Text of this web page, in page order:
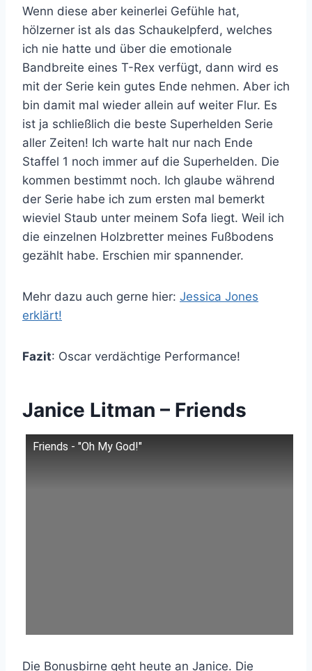
Wenn diese aber keinerlei Gefühle hat,
hölzerner ist als das Schaukelpferd, welches
ich nie hatte und über die emotionale
Bandbreite eines T-Rex verfügt, dann wird es
mit der Serie kein gutes Ende nehmen. Aber ich
bin damit mal wieder allein auf weiter Flur. Es
ist ja schließlich die beste Superhelden Serie
aller Zeiten! Ich warte halt nur nach Ende
Staffel 1 noch immer auf die Superhelden. Die
kommen bestimmt noch. Ich glaube während
der Serie habe ich zum ersten mal bemerkt
wieviel Staub unter meinem Sofa liegt. Weil ich
die einzelnen Holzbretter meines Fußbodens
gezählt habe. Erschien mir spannender.
Mehr dazu auch gerne hier: Jessica Jones
erklärt!
Fazit: Oscar verdächtige Performance!
Janice Litman – Friends
Friends - "Oh My God!"
Die Bonusbirne geht heute an Janice. Die